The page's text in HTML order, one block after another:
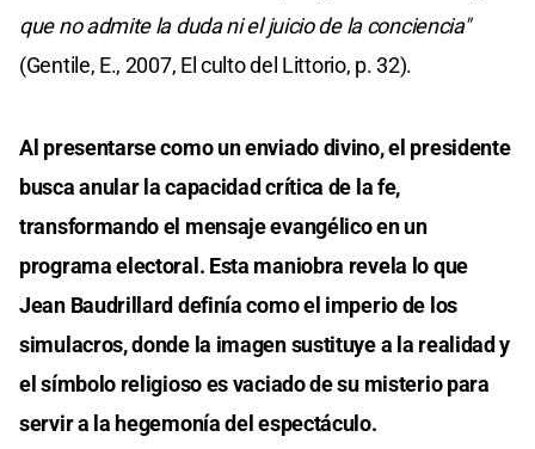
que no admite la duda ni el juicio de la conciencia"
(Gentile, E., 2007, El culto del Littorio, p. 32).
Al presentarse como un enviado divino, el presidente
busca anular la capacidad crítica de la fe,
transformando el mensaje evangélico en un
programa electoral. Esta maniobra revela lo que
Jean Baudrillard definía como el imperio de los
simulacros, donde la imagen sustituye a la realidad y
el símbolo religioso es vaciado de su misterio para
servir a la hegemonía del espectáculo.